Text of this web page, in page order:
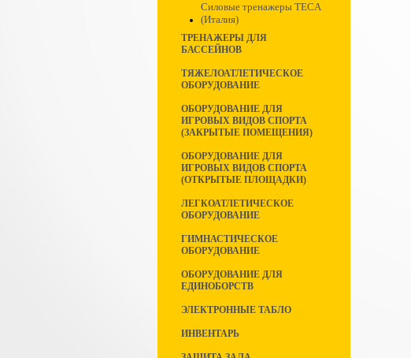
Силовые тренажеры TECA
(Италия)
ТРЕНАЖЕРЫ ДЛЯ
БАССЕЙНОВ
ТЯЖЕЛОАТЛЕТИЧЕСКОЕ
ОБОРУДОВАНИЕ
ОБОРУДОВАНИЕ ДЛЯ
ИГРОВЫХ ВИДОВ СПОРТА
(ЗАКРЫТЫЕ ПОМЕЩЕНИЯ)
ОБОРУДОВАНИЕ ДЛЯ
ИГРОВЫХ ВИДОВ СПОРТА
(ОТКРЫТЫЕ ПЛОЩАДКИ)
ЛЕГКОАТЛЕТИЧЕСКОЕ
ОБОРУДОВАНИЕ
ГИМНАСТИЧЕСКОЕ
ОБОРУДОВАНИЕ
ОБОРУДОВАНИЕ ДЛЯ
ЕДИНОБОРСТВ
ЭЛЕКТРОННЫЕ ТАБЛО
ИНВЕНТАРЬ